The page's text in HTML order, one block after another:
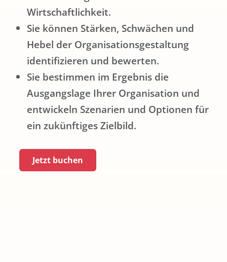
Wirtschaftlichkeit.
Sie können Stärken, Schwächen und
Hebel der Organisationsgestaltung
identifizieren und bewerten.
Sie bestimmen im Ergebnis die
Ausgangslage Ihrer Organisation und
entwickeln Szenarien und Optionen für
ein zukünftiges Zielbild.
Jetzt buchen